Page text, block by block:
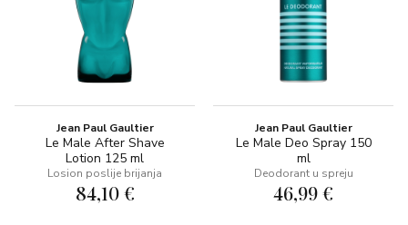
Jean Paul Gaultier
Le Male After Shave
Lotion 125 ml
Losion poslije brijanja
84,10 €
Jean Paul Gaultier
Le Male Deo Spray 150
ml
Deodorant u spreju
46,99 €